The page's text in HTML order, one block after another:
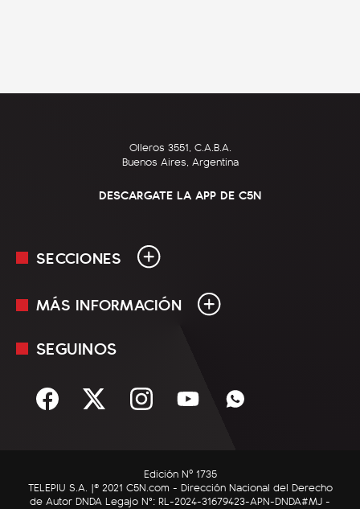
Olleros 3551, C.A.B.A.
Buenos Aires, Argentina
DESCARGATE LA APP DE C5N
SECCIONES
En Vivo
Sociedad
C5N Autos
MÁS INFORMACIÓN
Mediakit
Términos y condiciones
SEGUINOS
Edición Nº 1735
TELEPIU S.A. |© 2021 C5N.com - Dirección Nacional del Derecho
de Autor DNDA Legajo N°: RL-2024-31679423-APN-DNDA#MJ -